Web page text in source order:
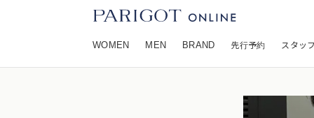
WOMEN MEN BRAND 先行予約 スタッ